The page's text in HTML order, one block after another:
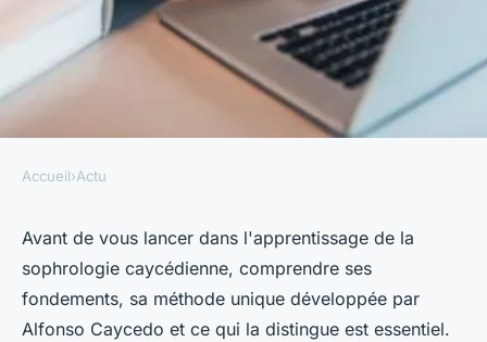
Sophrologie caycedienne : ce
qu'il faut retenir avant de vous
inscrire à une formation
Accueil›Actu
Avant de vous lancer dans l'apprentissage de la
sophrologie caycédienne, comprendre ses
fondements, sa méthode unique développée par
Alfonso Caycedo et ce qui la distingue est essentiel.